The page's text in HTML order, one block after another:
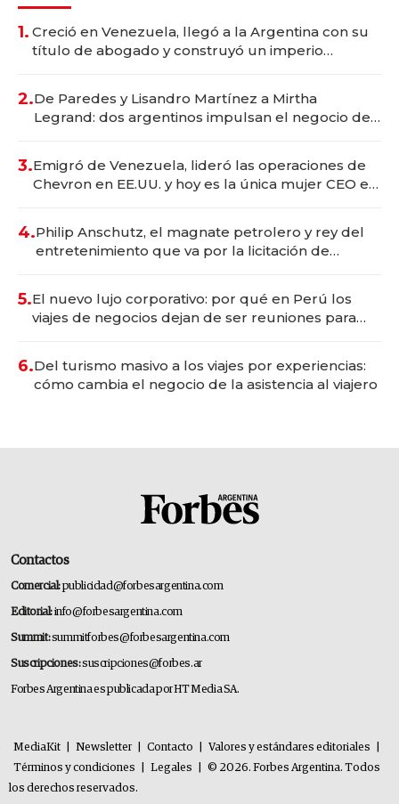
1. Creció en Venezuela, llegó a la Argentina con su
título de abogado y construyó un imperio
2.De Paredes y Lisandro Martínez a Mirtha
Legrand: dos argentinos impulsan el negocio del
3.Emigró de Venezuela, lideró las operaciones de
Chevron en EE.UU. y hoy es la única mujer CEO en
4.Philip Anschutz, el magnate petrolero y rey del
entretenimiento que va por la licitación de
5.El nuevo lujo corporativo: por qué en Perú los
viajes de negocios dejan de ser reuniones para
6.Del turismo masivo a los viajes por experiencias:
cómo cambia el negocio de la asistencia al viajero
Contactos
Comercial:publicidad@forbesargentina.com
Editorial:info@forbesargentina.com
Summit:summitforbes@forbesargentina.com
Suscripciones:suscripciones@forbes.ar
Forbes Argentina es publicada por HT Media SA.
MediaKit Newsletter Contacto Valores y estándares editoriales
Términos y condiciones
Legales
© 2026. Forbes Argentina. Todos
los derechos reservados.